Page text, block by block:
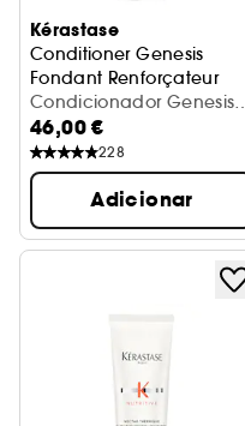
Kérastase
Conditioner Genesis
Fondant Renforçateur
Amaciador Anti-queda
Condicionador Genesis -
Fondant Renforçateur
46,00 €
228
Adicionar